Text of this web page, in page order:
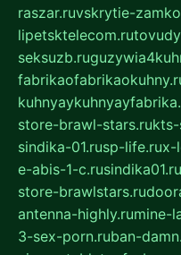
raszar.ruvskrytie-
lipetsktelecom.ru
seksuzb.ru
store-brawl-stars.rukts-
sindika-01.rusp-life.rux-
e-abis-1-c.rusindika01.ru
store-brawlstars.ru
antenna-highly.rumine-
3-sex-porn.ruban-